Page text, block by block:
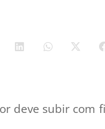
deve subir com